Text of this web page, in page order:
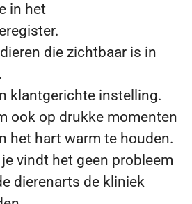
in het
die zichtbaar is in
klantgerichte instelling.
ook op drukke momenten
het hart warm te houden.
vindt het geen probleem
dierenarts de kliniek